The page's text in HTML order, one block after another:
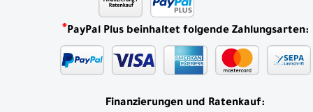
*PayPal Plus beinhaltet folgende Zahlungsarten:
Finanzierungen und Ratenkauf: